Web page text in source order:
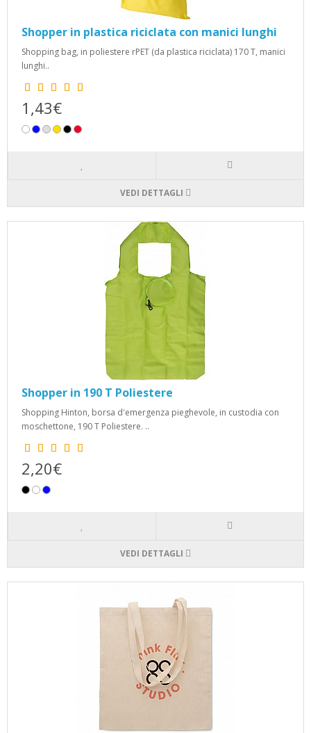
Shopper in plastica riciclata con manici lunghi
Shopping bag, in poliestere rPET (da plastica riciclata) 170 T, manici
lunghi..
1,43€
VEDI DETTAGLI
Shopper in 190 T Poliestere
Shopping Hinton, borsa d'emergenza pieghevole, in custodia con
moschettone, 190 T Poliestere. ..
2,20€
VEDI DETTAGLI